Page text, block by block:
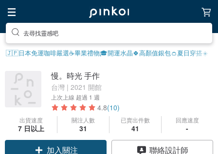
去尋找靈感吧
🇯🇵日本免運咖啡嚴選☕️畢業禮物🎓開運水晶🍀高顏值銀包👛夏日穿搭☀️
慢。時光 手作
台灣 | 2021 開館
上次上線 超過 1 週
4.8(10)
出貨速度
7 日以上
關注人數
31
已賣出件數
41
回應速度
-
加入關注 聯絡設計師